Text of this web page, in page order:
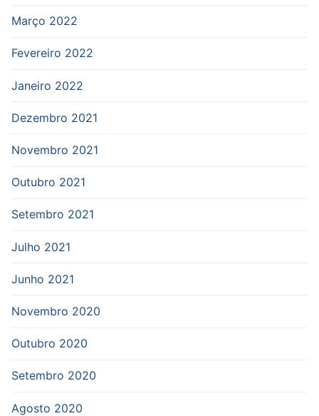
Março 2022
Fevereiro 2022
Janeiro 2022
Dezembro 2021
Novembro 2021
Outubro 2021
Setembro 2021
Julho 2021
Junho 2021
Novembro 2020
Outubro 2020
Setembro 2020
Agosto 2020